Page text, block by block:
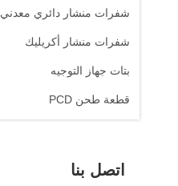
شفرات منشار دائري معدني
شفرات منشار أكريليك
بتات جهاز التوجيه
قطعة طحن PCD
اتصل بنا